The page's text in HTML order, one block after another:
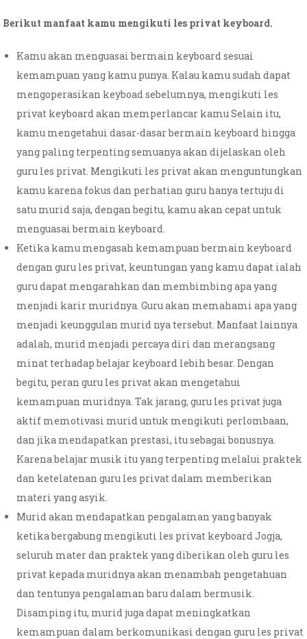
Berikut manfaat kamu mengikuti les privat keyboard.
Kamu akan menguasai bermain keyboard sesuai
kemampuan yang kamu punya. Kalau kamu sudah dapat
mengoperasikan keyboad sebelumnya, mengikuti les
privat keyboard akan memperlancar kamu Selain itu,
kamu mengetahui dasar-dasar bermain keyboard hingga
yang paling terpenting semuanya akan dijelaskan oleh
guru les privat. Mengikuti les privat akan menguntungkan
kamu karena fokus dan perhatian guru hanya tertuju di
satu murid saja, dengan begitu, kamu akan cepat untuk
menguasai bermain keyboard.
Ketika kamu mengasah kemampuan bermain keyboard
dengan guru les privat, keuntungan yang kamu dapat ialah
guru dapat mengarahkan dan membimbing apa yang
menjadi karir muridnya. Guru akan memahami apa yang
menjadi keunggulan murid nya tersebut. Manfaat lainnya
adalah, murid menjadi percaya diri dan merangsang
minat terhadap belajar keyboard lebih besar. Dengan
begitu, peran guru les privat akan mengetahui
kemampuan muridnya. Tak jarang, guru les privat juga
aktif memotivasi murid untuk mengikuti perlombaan,
dan jika mendapatkan prestasi, itu sebagai bonusnya.
Karena belajar musik itu yang terpenting melalui praktek
dan ketelatenan guru les privat dalam memberikan
materi yang asyik.
Murid akan mendapatkan pengalaman yang banyak
ketika bergabung mengikuti les privat keyboard Jogja,
seluruh mater dan praktek yang diberikan oleh guru les
privat kepada muridnya akan menambah pengetahuan
dan tentunya pengalaman baru dalam bermusik.
Disamping itu, murid juga dapat meningkatkan
kemampuan dalam berkomunikasi dengan guru les privat